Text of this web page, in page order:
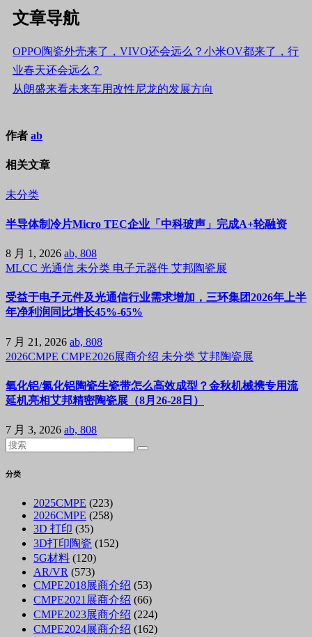
文章导航
OPPO陶瓷外壳来了，VIVO还会远么？小米OV都来了，行
业春天还会远么？
从朗盛来看未来车用改性尼龙的发展方向
作者 ab
相关文章
未分类
半导体制冷片Micro TEC企业「中科玻声」完成A+轮融资
8 月 1, 2026 ab, 808
MLCC 光通信 未分类 电子元器件 艾邦陶瓷展
受益于电子元件及光通信行业需求增加，三环集团2026年上半
年净利润同比增长45%-65%
7 月 21, 2026 ab, 808
2026CMPE CMPE2026展商介绍 未分类 艾邦陶瓷展
氧化铝/氮化铝陶瓷生瓷带怎么高效成型？金秋机械携专用流
延机亮相艾邦精密陶瓷展（8月26-28日）
7 月 3, 2026 ab, 808
分类
2025CMPE (223)
2026CMPE (258)
3D 打印 (35)
3D打印陶瓷 (152)
5G材料 (120)
AR/VR (573)
CMPE2018展商介绍 (53)
CMPE2021展商介绍 (66)
CMPE2023展商介绍 (224)
CMPE2024展商介绍 (162)